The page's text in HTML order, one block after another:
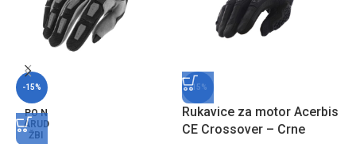
-15%
PO N
ARUD
ŽBI
-15%
Rukavice za motor Acerbis
CE Crossover – Crne